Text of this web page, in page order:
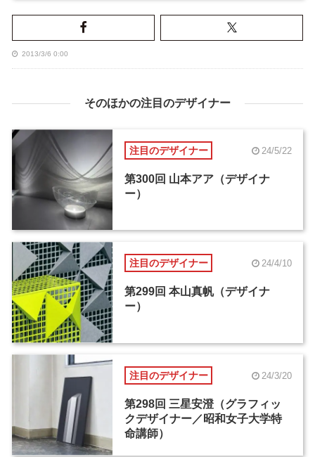
2013/3/6 0:00
そのほかの注目のデザイナー
注目のデザイナー 24/5/22
第300回 山本アア（デザイナ
ー）
注目のデザイナー 24/4/10
第299回 本山真帆（デザイナ
ー）
注目のデザイナー 24/3/20
第298回 三星安澄（グラフィッ
クデザイナー／昭和女子大学特
命講師）